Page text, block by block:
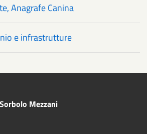
Anagrafe Canina
e infrastrutture
Mezzani